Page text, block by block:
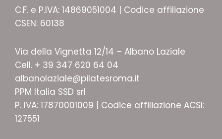
C.F. e P.IVA: 14869051004 | Codice affiliazione
CSEN: 60138
Via della Vignetta 12/14 – Albano Laziale
Cell. + 39 347 620 64 04
albanolaziale@pilatesroma.it
PPM Italia SSD srl
P. IVA: 17870001009 | Codice affiliazione ACSI:
127551